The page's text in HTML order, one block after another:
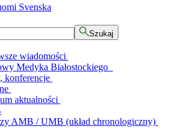
Svenska
Szukaj
wiadomości
Medyka Białostockiego
konferencje
aktualności
AMB / UMB (układ chronologiczny)